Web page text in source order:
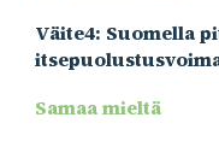
Väite4: Suomella
Samaa mieltä